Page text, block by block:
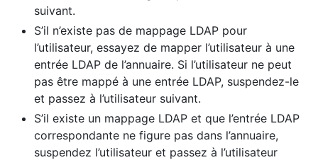
suivant.
S’il n’existe pas de mappage LDAP pour
l’utilisateur, essayez de mapper l’utilisateur à une
entrée LDAP de l’annuaire. Si l’utilisateur ne peut
pas être mappé à une entrée LDAP, suspendez-le
et passez à l’utilisateur suivant.
S’il existe un mappage LDAP et que l’entrée LDAP
correspondante ne figure pas dans l’annuaire,
suspendez l’utilisateur et passez à l’utilisateur